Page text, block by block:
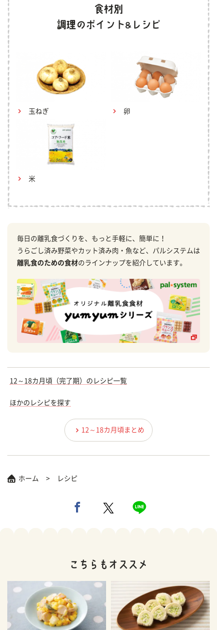
玉ねぎ 卵
米
毎日の離乳食づくりを、もっと手軽に、簡単に！
うらごし済み野菜やカット済み肉・魚など、パルシステムは
離乳食のための食材のラインナップを紹介しています。
12～18カ月頃（完了期）のレシピ一覧
ほかのレシピを探す
12～18カ月頃まとめ
ホーム レシピ